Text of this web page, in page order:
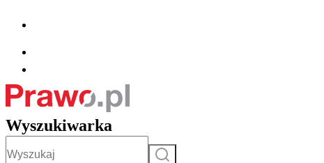
Wyszukiwarka
Szukaj